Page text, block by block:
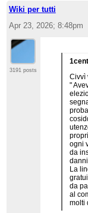
Wiki per tutti
Apr 23, 2026; 8:48pm
3191 posts
Civvì
"
ogni
da
La
da
al
molti